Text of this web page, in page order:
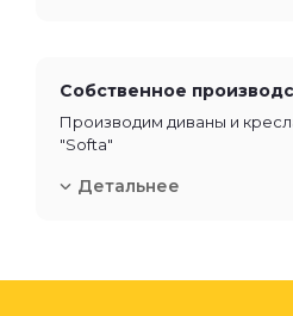
Собственное
Производим диваны и
"Softa"
Детальнее